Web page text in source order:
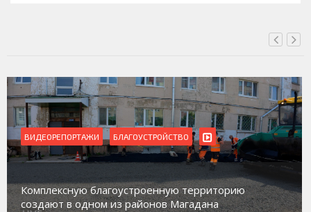
ВИДЕОРЕПОРТАЖИ БЛАГОУСТРОЙСТВО
Комплексную благоустроенную территорию
создают в одном из районов Магадана